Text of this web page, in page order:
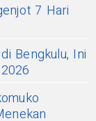
7 Hari
Bengkulu, Ini